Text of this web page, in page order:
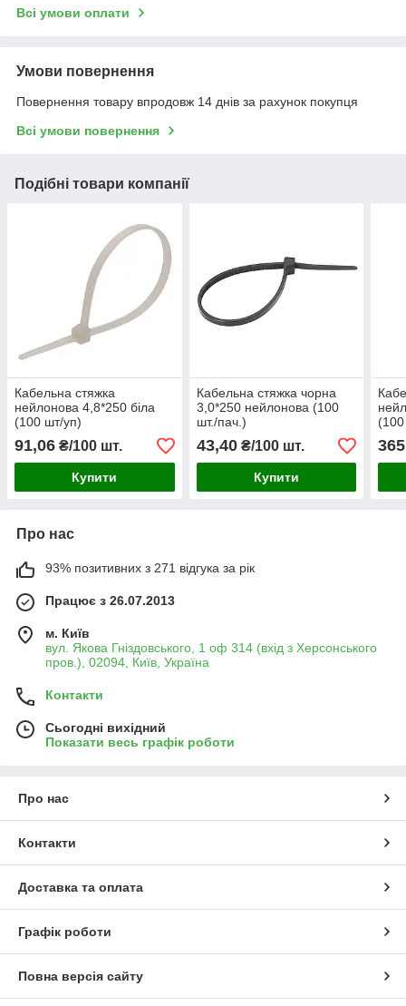
Всі умови оплати
Умови повернення
Повернення товару впродовж 14 днів за рахунок покупця
Всі умови повернення
Подібні товари компанії
Кабельна cтяжка
нейлонова 4,8*250 біла
(100 шт/уп)
91,06 ₴/100 шт.
Купити
Кабельна стяжка чорна
3,0*250 нейлонова (100
шт./пач.)
43,40₴/100 шт.
Купити
Про нас
93% позитивних з 271 відгука за рік
Працює з 26.07.2013
м. Київ
вул. Якова Гніздовського, 1 оф 314 (вхід з Херсонського
пров.), 02094, Київ, Україна
Контакти
Сьогодні вихідний
Показати весь графік роботи
Про нас
Контакти
Доставка та оплата
Графік роботи
Повна версія сайту